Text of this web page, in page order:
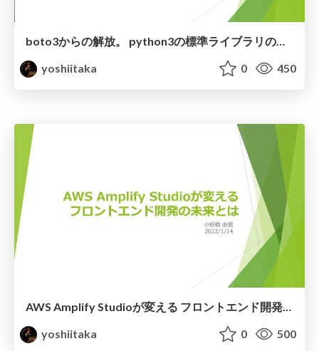
boto3からの解放。 python3の標準ライブラリのみでAWSサービスを取り扱うには
yoshiitaka
0 450
AWS Amplify Studioが変える フロントエンド開発の未来とは
yoshiitaka
0 500